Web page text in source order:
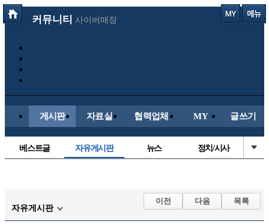
커뮤니티 사이버매장
게시판 자료실 협력업체 MY 글쓰기
베스트글 자유게시판 뉴스 정치/시사
해외축구
국내축구
자유게시판
이전 다음 목록